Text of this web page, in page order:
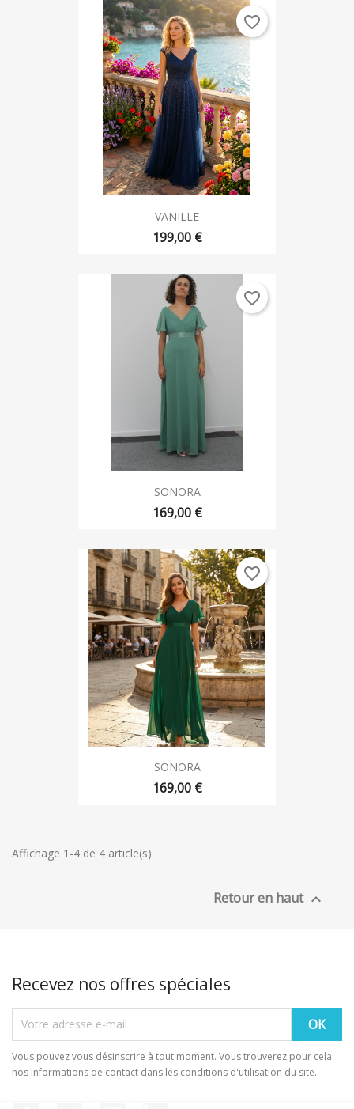
VANILLE
199,00 €
favorite_border
SONORA
169,00 €
favorite_border
SONORA
169,00 €
favorite_border
Affichage 1-4 de 4 article(s)
Retour en haut 
Recevez nos offres spéciales
Vous pouvez vous désinscrire à tout moment. Vous trouverez pour cela
nos informations de contact dans les conditions d'utilisation du site.